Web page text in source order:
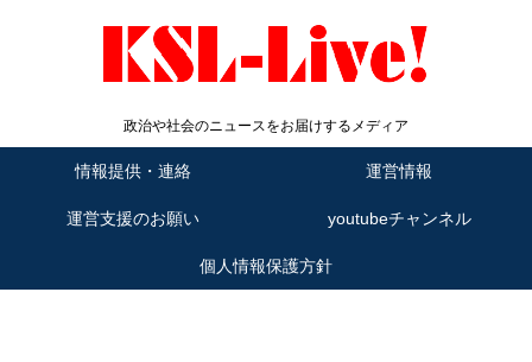
政治や社会のニュースをお届けするメディア
情報提供・連絡 運営情報
運営支援のお願い youtubeチャンネル
個人情報保護方針